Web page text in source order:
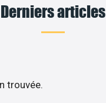
Derniers articles
trouvée.